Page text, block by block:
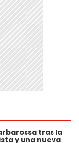
tras la
y una nueva